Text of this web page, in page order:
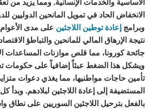
الانخفاض الحاد في تمويل المانحين الدوليين
وبرامج إعادة توطين اللاجئين على مدى
نتيجة الإرهاق المالي للمانحين والتباطؤ
جائحة كورونا، مما قلص موازنات المساعدات
ويشكل هذا الضغط عبئاً إضافياً على حكومات
تأمين حاجات مواطنيها، مما يغذي دعوات
المستضيفة إلى إعادة اللاجئين لبلادهم. وبدأ